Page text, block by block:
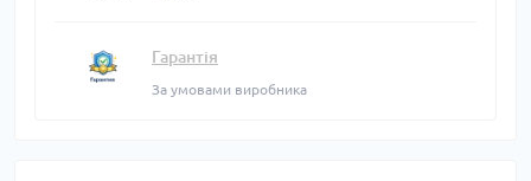
Гарантія
За умовами виробника